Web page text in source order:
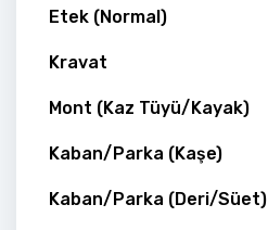
Etek (Normal)
Kravat
Mont (Kaz Tüyü/Kayak)
Kaban/Parka (Kaşe)
Kaban/Parka (Deri/Süet)